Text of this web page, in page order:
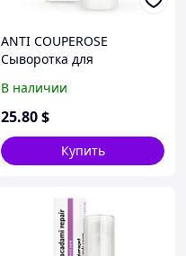
ANTI COUPEROSE
Сыворотка для
купероза
В наличии
25.80$
Купить